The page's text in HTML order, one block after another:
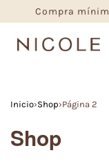
Compra
Inicio›Shop›Página 2
Shop